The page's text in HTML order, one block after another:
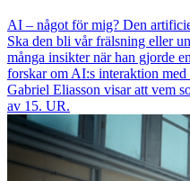
AI – något för mig? Den
Ska den bli vår frälsning eller
många insikter när han gjorde
forskar om AI:s interaktion
Gabriel Eliasson visar att vem
av 15. UR.